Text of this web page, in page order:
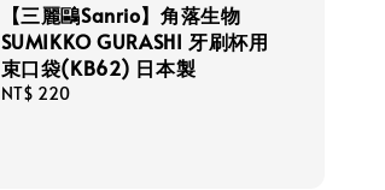
【三麗鷗Sanrio】角落生物
SUMIKKO GURASHI 牙刷杯用
束口袋(KB62) 日本製
Regular
NT$ 220